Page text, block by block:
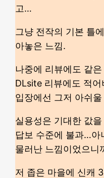
고…
그냥 전작의 기본 틀
아놓은 느낌.
나중에 리뷰에도 같
DLsite 리뷰에도 적
입장에선 그저 아쉬울
실용성은 기대한 값
답보 수준에 불과…아
물러난 느낌이었으니
저 좁은 마을에 신캐